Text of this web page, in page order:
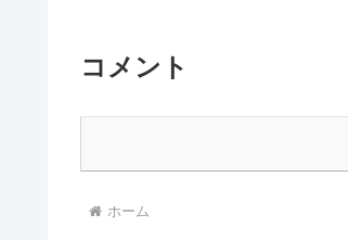
コメント
ホーム